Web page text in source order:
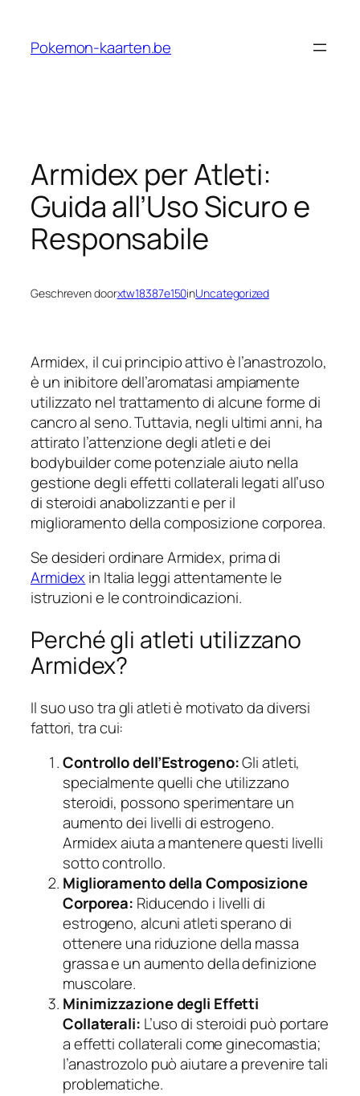
Pokemon-kaarten.be
Armidex per Atleti:
Guida all’Uso Sicuro e
Responsabile
Geschreven doorxtw18387e150inUncategorized
Armidex, il cui principio attivo è l’anastrozolo,
è un inibitore dell’aromatasi ampiamente
utilizzato nel trattamento di alcune forme di
cancro al seno. Tuttavia, negli ultimi anni, ha
attirato l’attenzione degli atleti e dei
bodybuilder come potenziale aiuto nella
gestione degli effetti collaterali legati all’uso
di steroidi anabolizzanti e per il
miglioramento della composizione corporea.
Se desideri ordinare Armidex, prima di
Armidexin Italia leggi attentamente le
istruzioni e le controindicazioni.
Perché gli atleti utilizzano
Armidex?
Il suo uso tra gli atleti è motivato da diversi
fattori, tra cui:
Controllo dell’Estrogeno:Gli atleti,
specialmente quelli che utilizzano
steroidi, possono sperimentare un
aumento dei livelli di estrogeno.
Armidex aiuta a mantenere questi livelli
sotto controllo.
Miglioramento della Composizione
Corporea: Riducendo i livelli di
estrogeno, alcuni atleti sperano di
ottenere una riduzione della massa
grassa e un aumento della definizione
muscolare.
Minimizzazione degli Effetti
Collaterali: L’uso di steroidi può portare
a effetti collaterali come ginecomastia;
l’anastrozolo può aiutare a prevenire tali
problematiche.